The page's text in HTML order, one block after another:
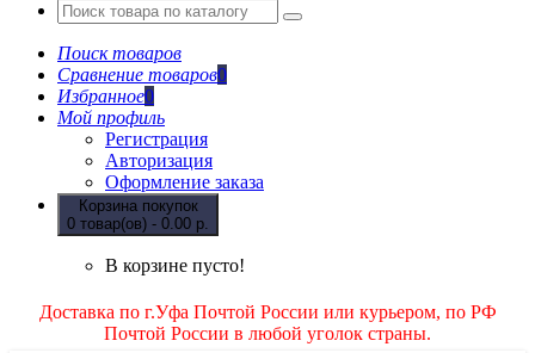
Поиск товаров
Сравнение товаров0
Избранное0
Мой профиль
Регистрация
Авторизация
Оформление заказа
Корзина покупок
0 товар(ов) - 0.00 р.
В корзине пусто!
Доставка по г.Уфа Почтой России или курьером, по РФ
Почтой России в любой уголок страны.